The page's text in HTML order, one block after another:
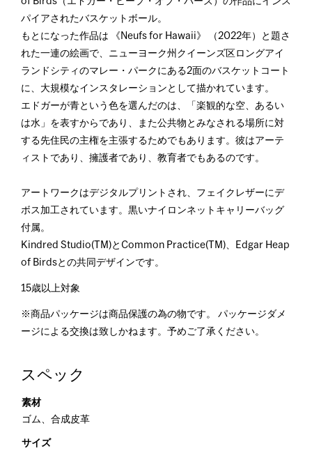
パイアされたバスケットボール。
もとになった作品は 《Neufs for Hawaii》 （2022年）と題さ
れた一連の絵画で、ニューヨーク州クイーンズ区ロングアイ
ランドシティのマレー・パークにある2面のバスケットコート
に、大規模なインスタレーションとして描かれています。
エドガーが青という色を選んだのは、「楽観的な空、あるい
は水」を表すからであり、また公共物とみなされる場所に対
する先住民の主権を主張するためでもあります。彼はアーテ
ィストであり、擁護者であり、教育者でもあるのです。
アートワークはデジタルプリントされ、フェイクレザーにデ
ボス加工されています。黒いナイロンネットキャリーバッグ
付属。
Kindred Studio(TM)とCommon Practice(TM)、Edgar Heap
of Birdsとの共同デザインです。
15歳以上対象
※商品パッケージは商品保護の為の物です。 パッケージダメ
ージによる交換は致しかねます。予めご了承ください。
スペック
素材
ゴム、合成皮革
サイズ